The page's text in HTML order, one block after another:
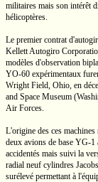
militaires mais son intérêt
hélicoptères.
Le premier contrat
Kellett Autogiro
modèles d'observation
YO-60 expérimentaux
Wright Field, Ohio, en
and Space Museum
Air Forces.
L'origine des ces
deux avions de base YG-1
accidentés mais suivi la
radial neuf cylindres Jacobs
surélevé permettant à